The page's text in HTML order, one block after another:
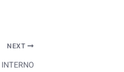
NEXT